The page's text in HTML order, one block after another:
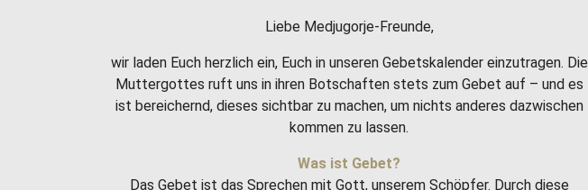
Liebe Medjugorje-Freunde,
wir laden Euch herzlich ein, Euch in unseren Gebetskalender einzutragen. Die
Muttergottes ruft uns in ihren Botschaften stets zum Gebet auf – und es
ist bereichernd, dieses sichtbar zu machen, um nichts anderes dazwischen
kommen zu lassen.
Was ist Gebet?
Das Gebet ist das Sprechen mit Gott, unserem Schöpfer. Durch diese